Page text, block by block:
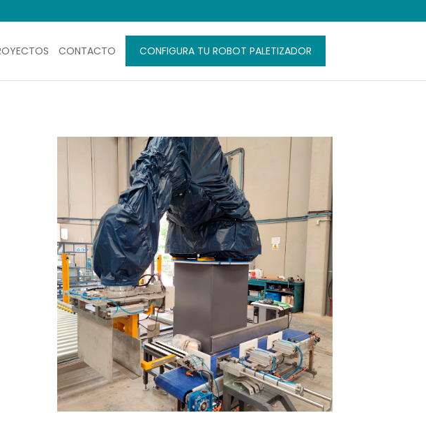
CONTACTO CONFIGURA TU ROBOT PALETIZADOR